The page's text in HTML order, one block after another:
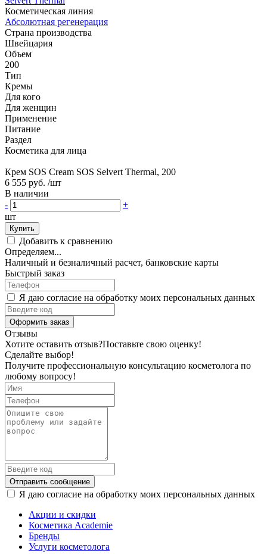
Косметическая линия
Абсолютная регенерация
Страна производства
Швейцария
Объем
200
Тип
Кремы
Для кого
Для женщин
Применение
Питание
Раздел
Косметика для лица
Крем SOS Cream SOS Selvert Thermal, 200
6 555 руб. /шт
В наличии
-
+
шт
Купить
Добавить к сравнению
Определяем...
Наличный и безналичный расчет, банковские карты
Быстрый заказ
Я даю согласие на обработку моих персональных данных
Оформить заказ
Отзывы
Хотите оставить отзыв?Поставьте свою оценку!
Сделайте выбор!
Получите профессиональную консультацию косметолога по
любому вопросу!
Отправить сообщение
Я даю согласие на обработку моих персональных данных
Акции и скидки
Косметика Academie
Бренды
Услуги косметолога